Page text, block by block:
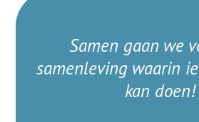
Samen gaan we
samenleving waarin
kan doen!